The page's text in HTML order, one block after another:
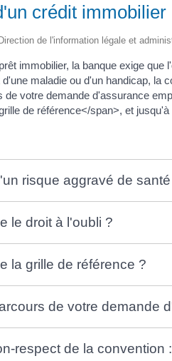
crédit
de l'information légale et
immobilier, la banque exige
maladie ou d'un handicap, la
de votre demande d'assurance
de référence</span>, et
risque aggravé de
le droit à l'oubli ?
la grille de référence ?
de votre demande
respect de la convention